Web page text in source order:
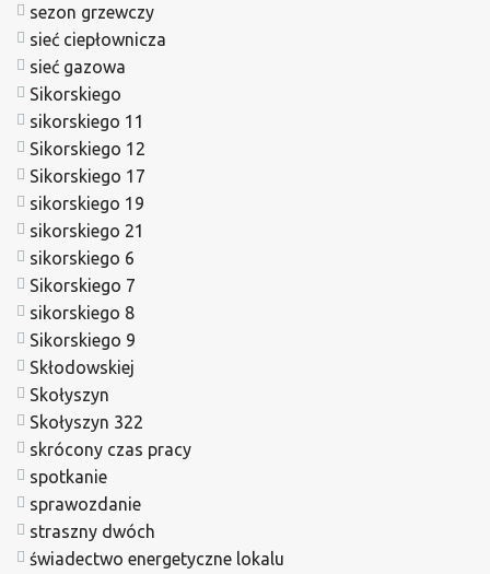
sezon grzewczy
sieć ciepłownicza
sieć gazowa
Sikorskiego
sikorskiego 11
Sikorskiego 12
Sikorskiego 17
sikorskiego 19
sikorskiego 21
sikorskiego 6
Sikorskiego 7
sikorskiego 8
Sikorskiego 9
Skłodowskiej
Skołyszyn
Skołyszyn 322
skrócony czas pracy
spotkanie
sprawozdanie
straszny dwóch
świadectwo energetyczne lokalu